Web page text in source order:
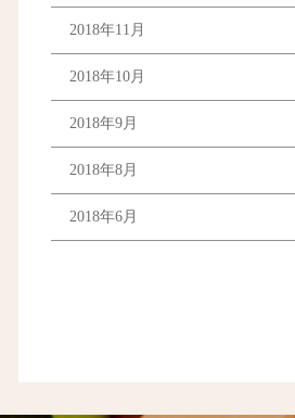
2018年11月
2018年10月
2018年9月
2018年8月
2018年6月